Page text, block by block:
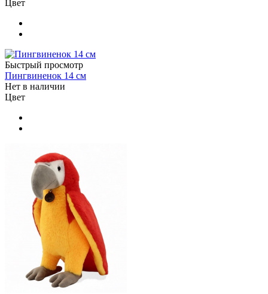
Цвет
Быстрый просмотр
Пингвиненок 14 см
Нет в наличии
Цвет